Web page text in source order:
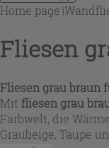
Home page\
Fliesen
Fliesen grau braun
Mit fliesen grau
Farbwelt, die
Graubeige, Taupe